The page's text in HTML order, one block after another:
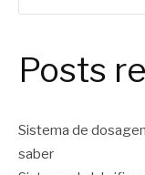
Posts
Sistema de
saber